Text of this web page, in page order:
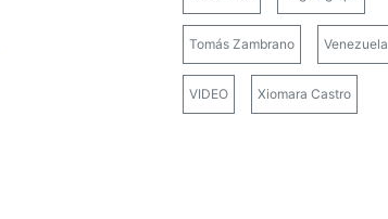
Tomás Zambrano Venezuela
VIDEO Xiomara Castro